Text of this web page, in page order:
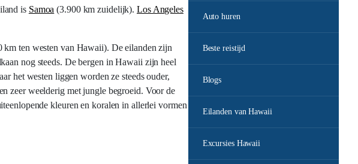
Auto huren
Beste reistijd
Blogs
Eilanden van Hawaii
Excursies Hawaii
is Samoa (3.900 km zuidelijk).Los Angeles
ten westen van Hawaii). De eilanden zijn
nog steeds. De bergen in Hawaii zijn heel
het westen liggen worden ze steeds ouder,
zeer weelderig met jungle begroeid. Voor de
kleuren en koralen in allerlei vormen